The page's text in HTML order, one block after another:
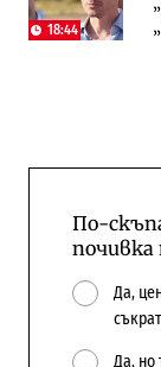
18:44
По-
почивка
Да,
Да, но